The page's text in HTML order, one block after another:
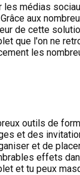
les médias
aux
de cette
que l'on ne
les
outils de
et des
et de
effets
et tu peux